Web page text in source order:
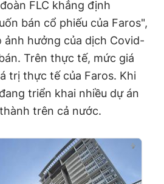
FLC khẳng định
bán cổ phiếu của Faros",
ảnh hưởng của dịch Covid-
Trên thực tế, mức giá
trị thực tế của Faros. Khi
triển khai nhiều dự án
trên cả nước.